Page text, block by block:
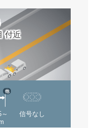
付近
他
信号なし